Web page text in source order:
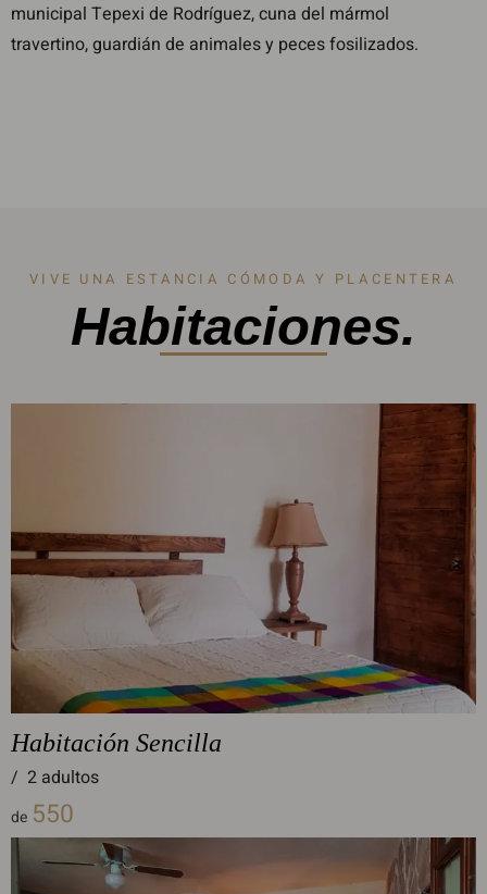
municipal Tepexi de Rodríguez, cuna del mármol
travertino, guardián de animales y peces fosilizados.
VIVE UNA ESTANCIA CÓMODA Y PLACENTERA
Habitaciones.
Habitación Sencilla
/ 2 adultos
de 550